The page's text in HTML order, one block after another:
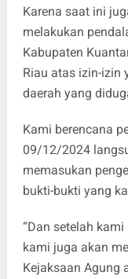
Karena saat ini
melakukan
Kabupaten
Riau atas izin-izin
daerah yang
Kami berencana
09/12/2024
memasukan
bukti-bukti yang
“Dan setelah
kami juga akan
Kejaksaan Agung